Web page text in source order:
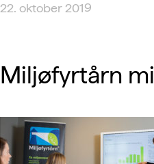
22. oktober 2019
Miljøfyrtårn